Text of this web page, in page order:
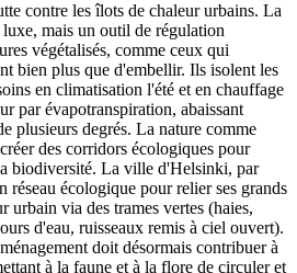
contre les îlots de chaleur urbains. La
mais un outil de régulation
végétalisés, comme ceux qui
bien plus que d'embellir. Ils isolent les
en climatisation l'été et en chauffage
par évapotranspiration, abaissant
plusieurs degrés. La nature comme
des corridors écologiques pour
biodiversité. La ville d'Helsinki, par
réseau écologique pour relier ses grands
urbain via des trames vertes (haies,
d'eau, ruisseaux remis à ciel ouvert).
doit désormais contribuer à
à la faune et à la flore de circuler et